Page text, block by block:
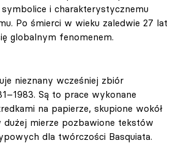
i charakterystycznemu
Po śmierci w wieku zaledwie 27 lat
globalnym fenomenem.
nieznany wcześniej zbiór
Są to prace wykonane
na papierze, skupione wokół
mierze pozbawione tekstów
dla twórczości Basquiata.